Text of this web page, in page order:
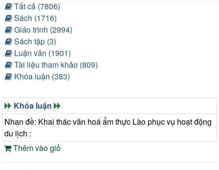
Tất cả (7806)
Sách (1716)
Giáo trình (2994)
Sách tập (3)
Luận văn (1901)
Tài liệu tham khảo (809)
Khóa luận (383)
Khóa luận
Nhan đề: Khai thác văn hoá ẩm thực Lào phục vụ hoạt động
du lịch :
Thêm vào giỏ